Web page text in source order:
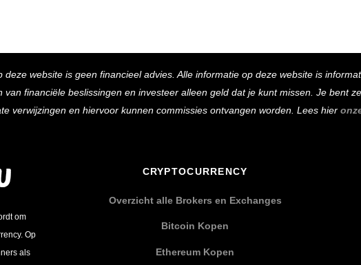
To
Top
website is geen financieel advies. Alle informatie op deze website is
financiële beslissingen en investeer alleen geld dat je kunt missen. Je bent
verwijzingen en hiervoor kunnen commissies ontvangen worden. Lees hier
om
Op
als
CRYPTOCURRENCY
Overzicht alle Brokers en Exchanges
Bitcoin Kopen
Ethereum Kopen